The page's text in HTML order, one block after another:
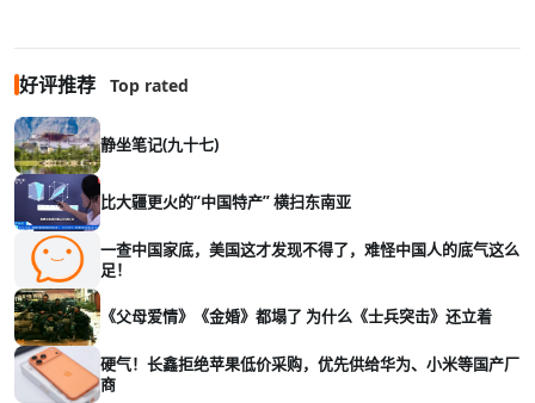
好评推荐 Top rated
静坐笔记(九十七)
比大疆更火的“中国特产” 横扫东南亚
一查中国家底，美国这才发现不得了，难怪中国人的底气这么
足！
《父母爱情》《金婚》都塌了 为什么《士兵突击》还立着
硬气！长鑫拒绝苹果低价采购，优先供给华为、小米等国产厂
商